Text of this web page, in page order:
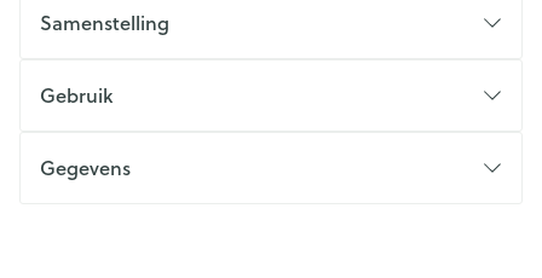
Samenstelling
Gebruik
Gegevens